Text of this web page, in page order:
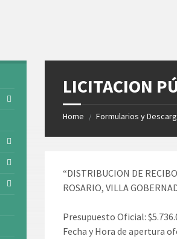
LICITACION
Home / Formularios y
“DISTRIBUCION DE
ROSARIO, VILLA
Presupuesto Oficial:
Fecha y Hora de apertura